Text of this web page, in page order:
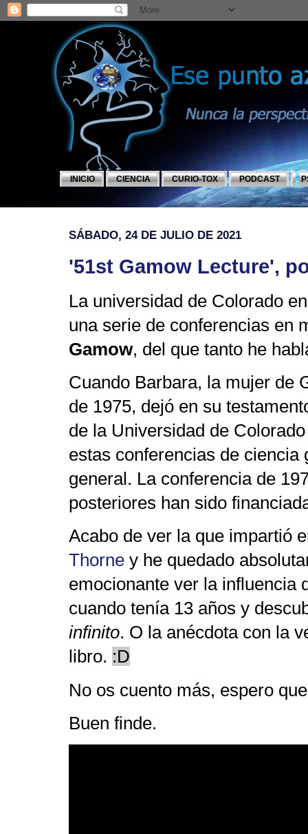
INICIO CIENCIA CURIO-TOX PODCAST
SÁBADO, 24 DE JULIO DE 2021
'51st Gamow Lecture',
La universidad de Colorado
una serie de conferencias en
Gamow, del que tanto he
Cuando Barbara, la mujer de
de 1975, dejó en su
de la Universidad de
estas conferencias de
general. La conferencia de
posteriores han sido
Acabo de ver la que impartió
Thorne y he quedado
emocionante ver la influencia
cuando tenía 13 años y
infinito. O la anécdota con la
libro. :D
No os cuento más, espero
Buen finde.